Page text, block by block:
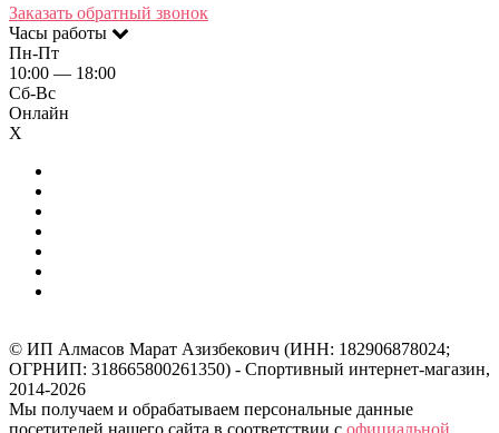
Заказать обратный звонок
Часы работы
Пн-Пт
10:00 — 18:00
Сб-Вс
Онлайн
X
© ИП Алмасов Марат Азизбекович (ИНН: 182906878024;
ОГРНИП: 318665800261350) - Спортивный интернет-магазин,
2014-2026
Мы получаем и обрабатываем персональные данные